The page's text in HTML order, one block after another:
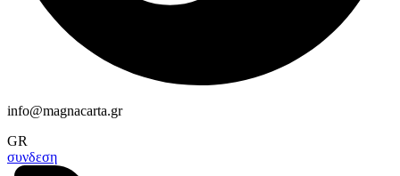
info@magnacarta.gr
GR
συνδεση